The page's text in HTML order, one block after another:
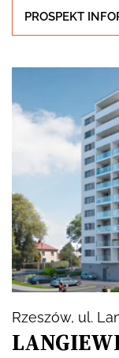
PROSPEKT
Rzeszów, ul.